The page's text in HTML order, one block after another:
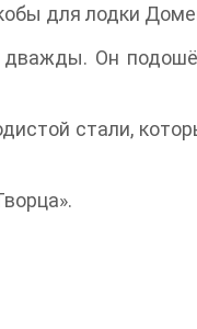
для лодки
Он
стали,